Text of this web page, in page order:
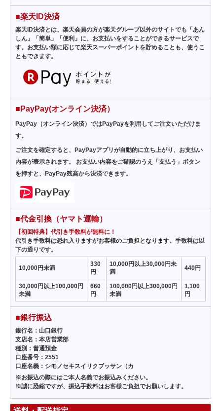
■楽天ID決済
楽天ID決済とは、楽天会員の方が楽天グループ以外のサイトでも「あん
しん」「簡単」「便利」に、お支払いをすることができるサービスで
す。お支払い額に応じて楽天スーパーポイントを貯めることも、使うこ
ともできます。
■PayPay(オンライン決済）
PayPay（オンライン決済）ではPayPayを利用してご注文いただけま
す。
ご注文を確定すると、PayPayアプリが自動的に立ち上がり、お支払い
内容が表示されます。 お支払い内容をご確認のうえ「支払う」ボタン
を押すと、PayPay残高から決済できます。
■代金引換（ヤマト運輸）
【初回特典】代引き手数料が無料に！
代引き手数料は恐れ入りますがお客様のご負担となります。手数料は以
下の通りです。
10,000円未満
330
円
10,000円以上30,000円未
満
440円
30,000円以上100,000円
未満
660
円
100,000円以上300,000円
未満
1,100
円
■銀行振込
銀行名：山口銀行
支店名：本店営業部
種別：普通預金
口座番号：2551
口座名義：シモノセキスイリクブッサン（カ
※お振込の際にはご本人名義でお振込みください。
※誠に恐縮ですが、振込手数料はお客様ご負担でお願いします。